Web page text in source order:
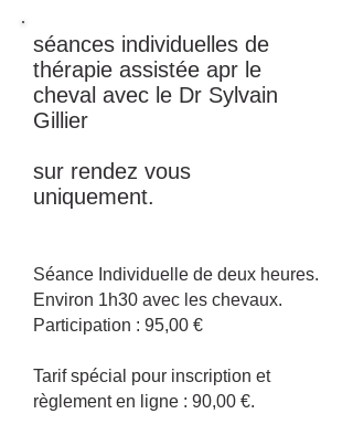
séances individuelles de
thérapie assistée apr le
cheval avec le Dr Sylvain
Gillier
sur rendez vous
uniquement.
Séance Individuelle de deux heures.
Environ 1h30 avec les chevaux.
Participation : 95,00 €
Tarif spécial pour inscription et
règlement en ligne : 90,00 €.